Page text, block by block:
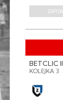
BETCLIC
KOLEJKA 3